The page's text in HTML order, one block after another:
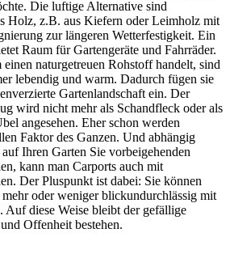
Die luftige Alternative sind
Holz, z.B. aus Kiefern oder Leimholz mit
zur längeren Wetterfestigkeit. Ein
Raum für Gartengeräte und Fahrräder.
naturgetreuen Rohstoff handelt, sind
lebendig und warm. Dadurch fügen sie
Gartenlandschaft ein. Der
wird nicht mehr als Schandfleck oder als
angesehen. Eher schon werden
Faktor des Ganzen. Und abhängig
Ihren Garten Sie vorbeigehenden
kann man Carports auch mit
Der Pluspunkt ist dabei: Sie können
oder weniger blickundurchlässig mit
Auf diese Weise bleibt der gefällige
Offenheit bestehen.